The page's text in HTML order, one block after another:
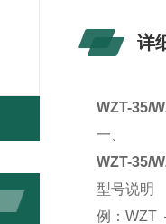
详
WZT-35/
一、
WZT-35/
型号说明
例：